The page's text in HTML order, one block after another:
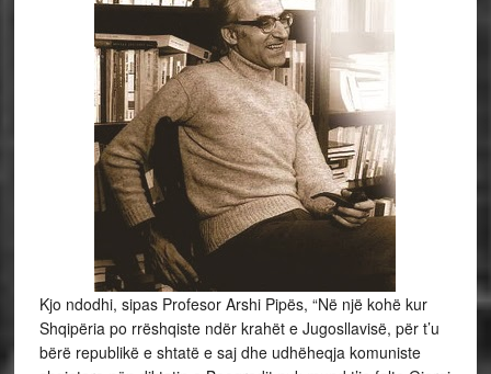
Kjo ndodhi, sipas Profesor Arshi Pipës, “Në një kohë kur
Shqipëria po rrëshqiste ndër krahët e Jugosllavisë, për t’u
bërë republikë e shtatë e saj dhe udhëheqja komuniste